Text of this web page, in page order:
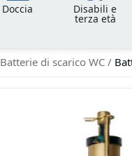
Doccia Disabili e
terza età
Batterie di scarico WC